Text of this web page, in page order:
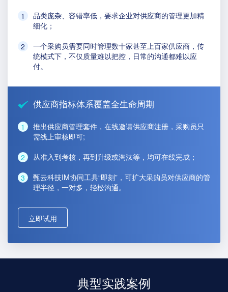
品类庞杂、容错率低，要求企业对供应商的管理更加精
细化；
一个采购员需要同时管理数十家甚至上百家供应商，传
统模式下，不仅质量难以把控，日常的沟通都难以应
付。
供应商指标体系覆盖全生命周期
推出供应商管理套件，在线邀请供应商注册，采购员只
需线上审核即可;
从准入到考核，再到升级或淘汰等，均可在线完成；
甄云科技IM协同工具“即刻”，可扩大采购员对供应商的管
理半径，一对多，轻松沟通。
立即试用
典型实践案例